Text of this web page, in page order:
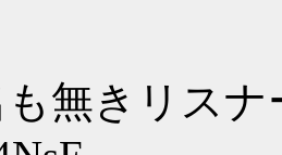
無きリスナ